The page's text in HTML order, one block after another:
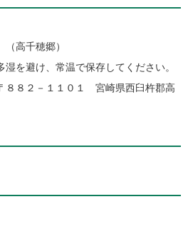
（高千穂郷）
湿を避け、常温で保存してください。
８８２－１１０１ 宮崎県西臼杵郡高